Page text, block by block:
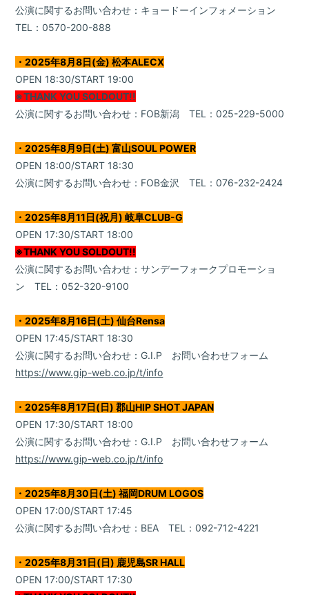
公演に関するお問い合わせ：キョードーインフォメーション
TEL：0570-200-888
・2025年8月8日(金) 松本ALECX
OPEN 18:30/START 19:00
※THANK YOU SOLDOUT!!
公演に関するお問い合わせ：FOB新潟 TEL：025-229-5000
・2025年8月9日(土) 富山SOUL POWER
OPEN 18:00/START 18:30
公演に関するお問い合わせ：FOB金沢 TEL：076-232-2424
・2025年8月11日(祝月) 岐阜CLUB-G
OPEN 17:30/START 18:00
※THANK YOU SOLDOUT!!
公演に関するお問い合わせ：サンデーフォークプロモーショ
ン TEL：052-320-9100
・2025年8月16日(土) 仙台Rensa
OPEN 17:45/START 18:30
公演に関するお問い合わせ：G.I.P お問い合わせフォーム
https://www.gip-web.co.jp/t/info
・2025年8月17日(日) 郡山HIP SHOT JAPAN
OPEN 17:30/START 18:00
公演に関するお問い合わせ：G.I.P お問い合わせフォーム
https://www.gip-web.co.jp/t/info
・2025年8月30日(土) 福岡DRUM LOGOS
OPEN 17:00/START 17:45
公演に関するお問い合わせ：BEA TEL：092-712-4221
・2025年8月31日(日) 鹿児島SR HALL
OPEN 17:00/START 17:30